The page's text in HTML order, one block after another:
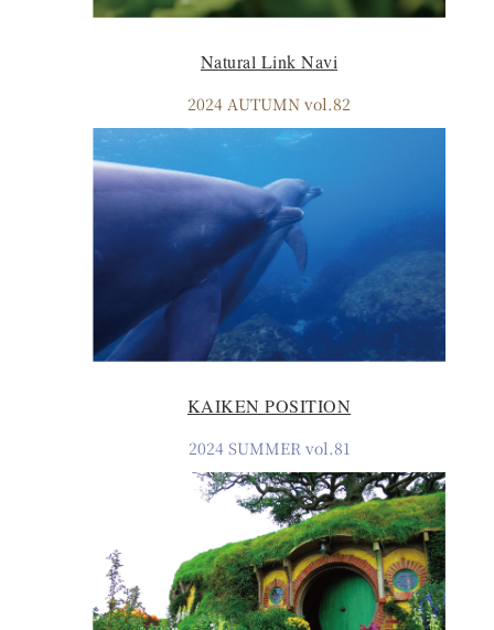
Natural Link Navi
2024 AUTUMN vol.82
KAIKEN POSITION
2024 SUMMER vol.81